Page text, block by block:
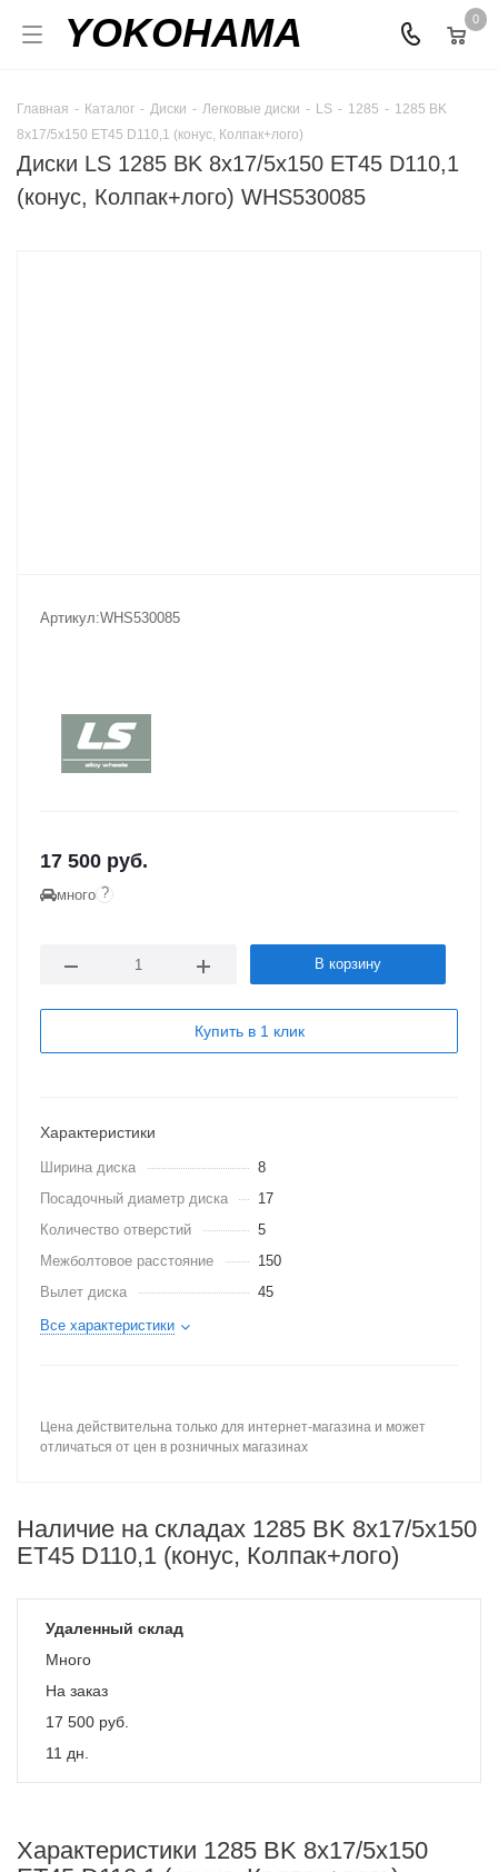
YOKOHAMA 0
Главная - Каталог - Диски - Легковые диски - LS - 1285 - 1285 BK
8x17/5x150 ET45 D110,1 (конус, Колпак+лого)
Диски LS 1285 BK 8x17/5x150 ET45 D110,1
(конус, Колпак+лого) WHS530085
Артикул:WHS530085
17 500 руб.
много ?
В корзину
Купить в 1 клик
Характеристики
Ширина диска
8
Посадочный диаметр диска
17
Количество отверстий
5
Межболтовое расстояние
150
Вылет диска
45
Все характеристики
Цена действительна только для интернет-магазина и может
отличаться от цен в розничных магазинах
Наличие на складах 1285 BK 8x17/5x150
ET45 D110,1 (конус, Колпак+лого)
Удаленный склад
Много
На заказ
17 500 руб.
11 дн.
Характеристики 1285 BK 8x17/5x150